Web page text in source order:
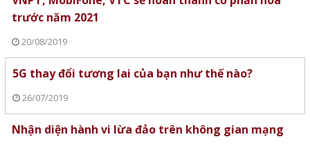
trước năm 2021
20/08/2019
5G thay đổi tương lai của bạn như thế nào?
26/07/2019
Nhận diện hành vi lừa đảo trên không gian mạng